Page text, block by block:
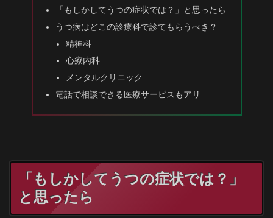
「もしかしてうつの症状では？」と思ったら
うつ病はどこの診療科で診てもらうべき？
精神科
心療内科
メンタルクリニック
電話で相談できる医療サービスもアリ
「もしかしてうつの症状では？」
と思ったら